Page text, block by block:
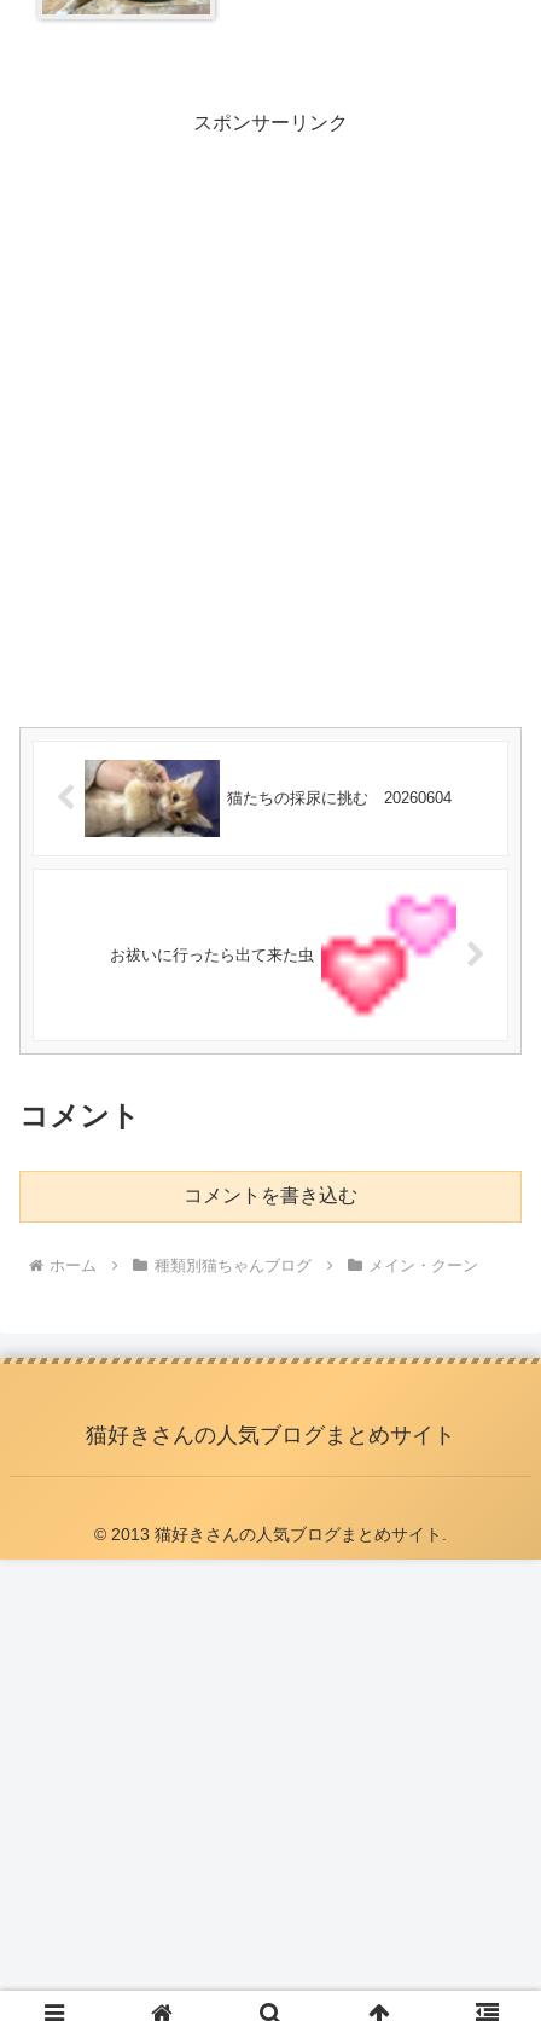
スポンサーリンク
猫たちの採尿に挑む 20260604
お祓いに行ったら出て来た虫
コメント
コメントを書き込む
ホーム 種類別猫ちゃんブログ メイン・クーン
猫好きさんの人気ブログまとめサイト
© 2013 猫好きさんの人気ブログまとめサイト.